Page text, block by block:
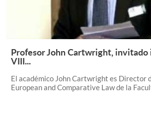
Profesor John Cartwright, invitado
VIII...
El académico John Cartwright es Director
European and Comparative Law de la